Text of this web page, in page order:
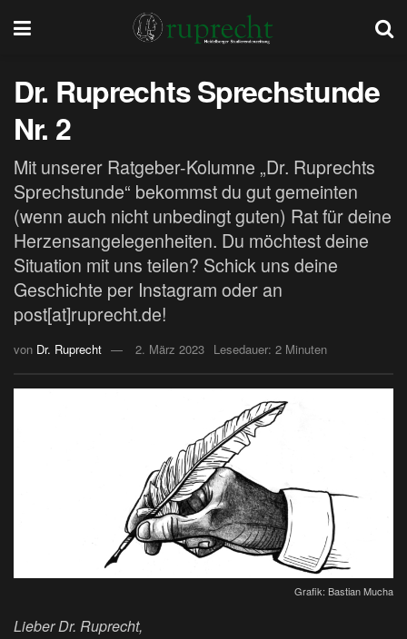
Dr. Ruprechts Sprechstunde
Nr. 2
Mit unserer Ratgeber-Kolumne „Dr. Ruprechts
Sprechstunde“ bekommst du gut gemeinten
(wenn auch nicht unbedingt guten) Rat für deine
Herzensangelegenheiten. Du möchtest deine
Situation mit uns teilen? Schick uns deine
Geschichte per Instagram oder an
post[at]ruprecht.de!
von Dr. Ruprecht 2. März 2023 Lesedauer: 2 Minuten
Grafik: Bastian Mucha
Lieber Dr. Ruprecht,